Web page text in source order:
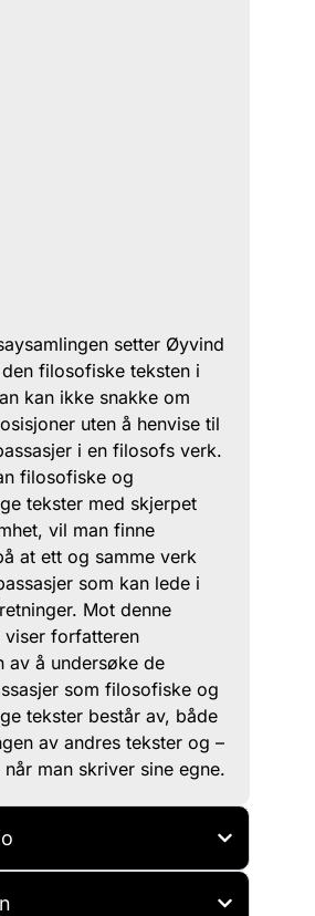
setter Øyvind
den filosofiske teksten i
kan ikke snakke om
uten å henvise til
i en filosofs verk.
filosofiske og
tekster med skjerpet
vil man finne
at ett og samme verk
som kan lede i
Mot denne
viser forfatteren
av å undersøke de
som filosofiske og
tekster består av, både
av andres tekster og –
man skriver sine egne.